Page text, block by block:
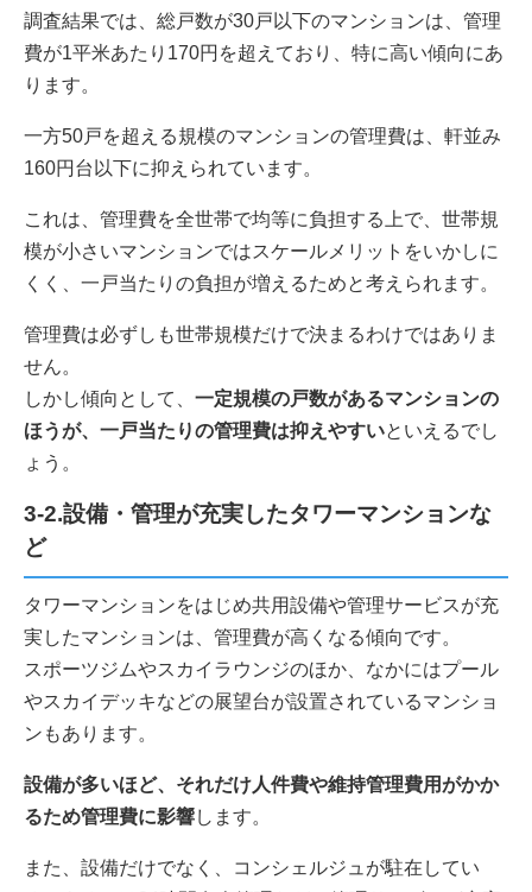
調査結果では、総戸数が30戸以下のマンションは、管理
費が1平米あたり170円を超えており、特に高い傾向にあ
ります。
一方50戸を超える規模のマンションの管理費は、軒並み
160円台以下に抑えられています。
これは、管理費を全世帯で均等に負担する上で、世帯規
模が小さいマンションではスケールメリットをいかしに
くく、一戸当たりの負担が増えるためと考えられます。
管理費は必ずしも世帯規模だけで決まるわけではありま
せん。
しかし傾向として、 一定規模の戸数があるマンションの
ほうが、一戸当たりの管理費は抑えやすいといえるでし
ょう。
3-2.設備・管理が充実したタワーマンションな
ど
タワーマンションをはじめ共用設備や管理サービスが充
実したマンションは、管理費が高くなる傾向です。
スポーツジムやスカイラウンジのほか、なかにはプール
やスカイデッキなどの展望台が設置されているマンショ
ンもあります。
設備が多いほど、それだけ人件費や維持管理費用がかか
るため管理費に影響します。
また、設備だけでなく、コンシェルジュが駐在してい